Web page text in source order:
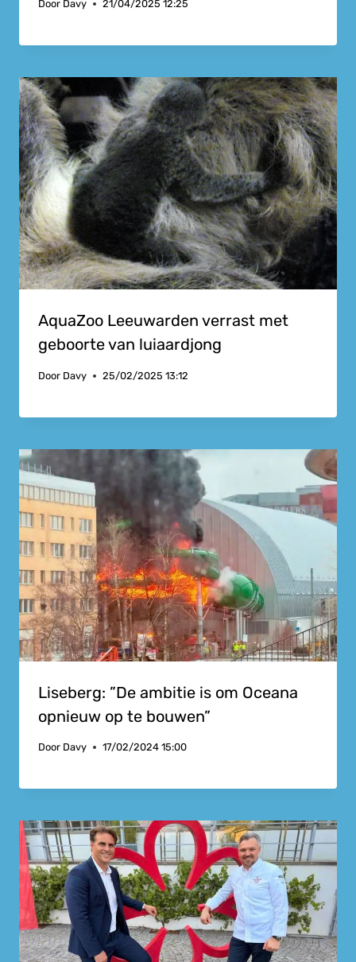
Door Davy 21/04/2025 12:25
AquaZoo Leeuwarden verrast met
geboorte van luiaardjong
Door Davy 25/02/2025 13:12
Liseberg: ”De ambitie is om Oceana
opnieuw op te bouwen”
Door Davy 17/02/2024 15:00